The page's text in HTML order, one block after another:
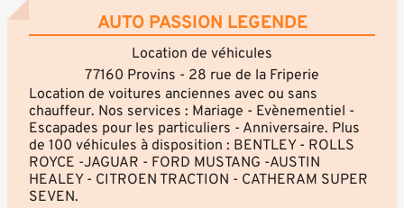
AUTO PASSION LEGENDE
Location de véhicules
77160 Provins - 28 rue de la Friperie
Location de voitures anciennes avec ou sans
chauffeur. Nos services : Mariage - Evènementiel -
Escapades pour les particuliers - Anniversaire. Plus
de 100 véhicules à disposition : BENTLEY - ROLLS
ROYCE -JAGUAR - FORD MUSTANG -AUSTIN
HEALEY - CITROEN TRACTION - CATHERAM SUPER
SEVEN.